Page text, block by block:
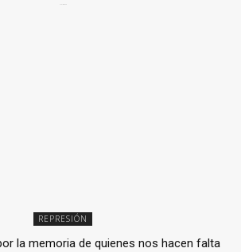
REPRESIÓN
la memoria de quienes nos hacen falta